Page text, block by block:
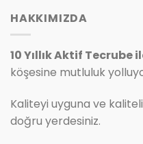
HAKKIMIZDA
10 Yıllık Aktif Tecrube
köşesine mutluluk
Kaliteyi uyguna ve
doğru yerdesiniz.